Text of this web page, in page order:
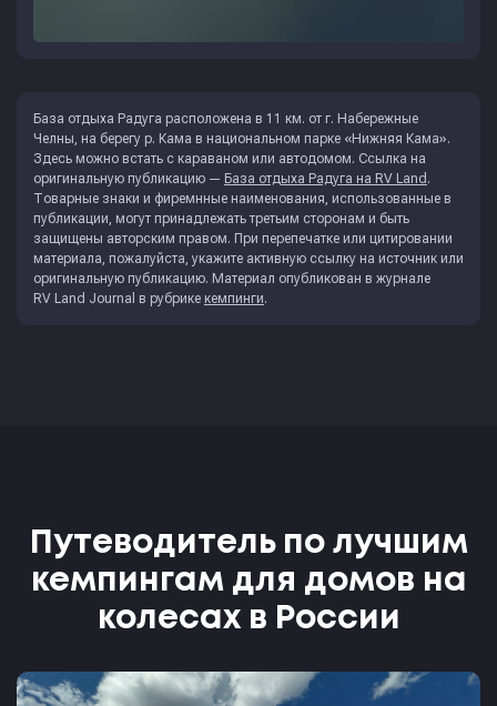
База отдыха Радуга расположена в 11 км. от г. Набережные
Челны, на берегу р. Кама в национальном парке «Нижняя Кама».
Здесь можно встать с караваном или автодомом. Ссылка на
оригинальную публикацию — База отдыха Радуга на RV Land .
Товарные знаки и фиремнные наименования, использованные в
публикации, могут принадлежать третьим сторонам и быть
защищены авторским правом. При перепечатке или цитировании
материала, пожалуйста, укажите активную ссылку на источник или
оригинальную публикацию. Материал опубликован в журнале
RV Land Journal в рубрике кемпинги.
Путеводитель по лучшим
кемпингам для домов на
колесах в России